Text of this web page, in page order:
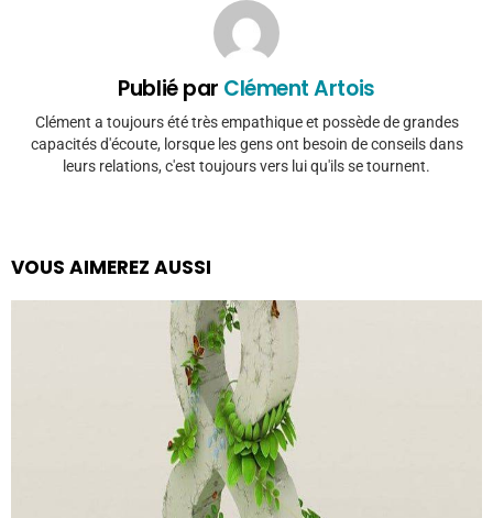
Publié par Clément Artois
Clément a toujours été très empathique et possède de grandes
capacités d'écoute, lorsque les gens ont besoin de conseils dans
leurs relations, c'est toujours vers lui qu'ils se tournent.
VOUS AIMEREZ AUSSI